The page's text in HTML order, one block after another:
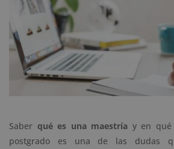
Saber qué es una maestría y en
postgrado es una de las dudas